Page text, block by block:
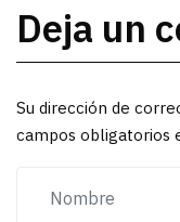
Deja un
Su dirección de
campos obligatorios